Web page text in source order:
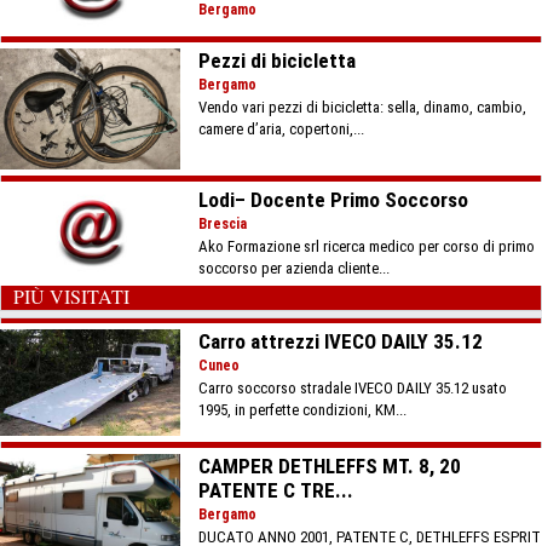
Bergamo
Pezzi di bicicletta
Bergamo
Vendo vari pezzi di bicicletta: sella, dinamo, cambio,
camere d’aria, copertoni,...
Lodi– Docente Primo Soccorso
Brescia
Ako Formazione srl ricerca medico per corso di primo
soccorso per azienda cliente...
PIÙ VISITATI
Carro attrezzi IVECO DAILY 35.12
Cuneo
Carro soccorso stradale IVECO DAILY 35.12 usato
1995, in perfette condizioni, KM...
CAMPER DETHLEFFS MT. 8, 20
PATENTE C TRE...
Bergamo
DUCATO ANNO 2001, PATENTE C, DETHLEFFS ESPRIT